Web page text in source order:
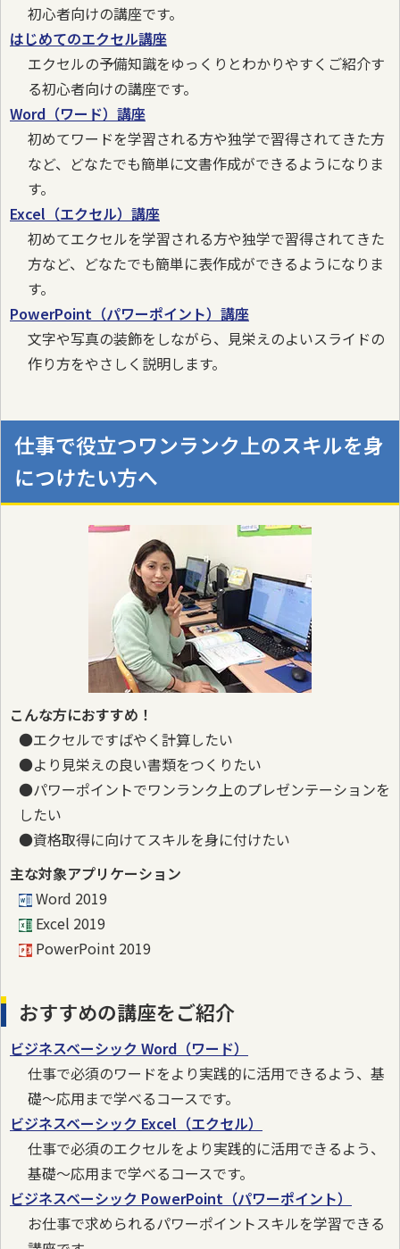
初心者向けの講座です。
はじめてのエクセル講座
エクセルの予備知識をゆっくりとわかりやすくご紹介す
る初心者向けの講座です。
Word（ワード）講座
初めてワードを学習される方や独学で習得されてきた方
など、どなたでも簡単に文書作成ができるようになりま
す。
Excel（エクセル）講座
初めてエクセルを学習される方や独学で習得されてきた
方など、どなたでも簡単に表作成ができるようになりま
す。
PowerPoint（パワーポイント）講座
文字や写真の装飾をしながら、見栄えのよいスライドの
作り方をやさしく説明します。
仕事で役立つワンランク上のスキルを身
につけたい方へ
こんな方におすすめ！
●エクセルですばやく計算したい
●より見栄えの良い書類をつくりたい
●パワーポイントでワンランク上のプレゼンテーションを
したい
●資格取得に向けてスキルを身に付けたい
主な対象アプリケーション
Word 2019
Excel 2019
PowerPoint 2019
おすすめの講座をご紹介
ビジネスベーシック Word（ワード）
仕事で必須のワードをより実践的に活用できるよう、基
礎～応用まで学べるコースです。
ビジネスベーシック Excel（エクセル）
仕事で必須のエクセルをより実践的に活用できるよう、
基礎～応用まで学べるコースです。
ビジネスベーシック PowerPoint（パワーポイント）
お仕事で求められるパワーポイントスキルを学習できる